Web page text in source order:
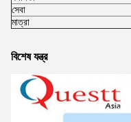
সেবা
মাত্রা
বিশেষ যন্ত্র